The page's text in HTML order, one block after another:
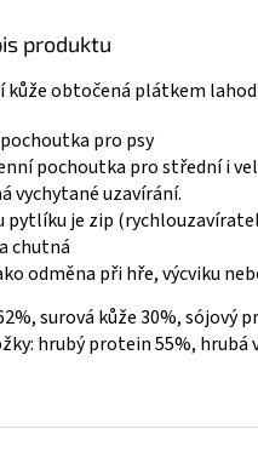
produktu
kůže obtočená plátkem
pro psy
pochoutka pro střední i
vychytané uzavírání.
pytlíku je zip
chutná
odměna při hře, výcviku
surová kůže 30%, sójový
hrubý protein 55%, hrubá